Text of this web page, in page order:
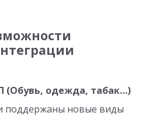
(Обувь, одежда, табак…)
поддержаны новые виды